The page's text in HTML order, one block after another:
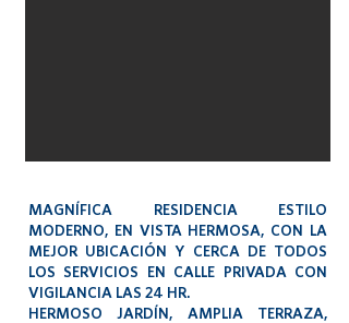
MAGNÍFICA RESIDENCIA ESTILO
MODERNO, EN VISTA HERMOSA, CON LA
MEJOR UBICACIÓN Y CERCA DE TODOS
LOS SERVICIOS EN CALLE PRIVADA CON
VIGILANCIA LAS 24 HR.
HERMOSO JARDÍN, AMPLIA TERRAZA,